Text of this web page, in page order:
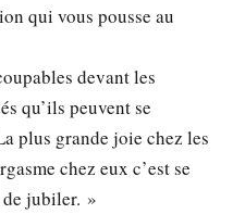
qui vous pousse au
devant les
qu’ils peuvent se
plus grande joie chez les
chez eux c’est se
de jubiler. »